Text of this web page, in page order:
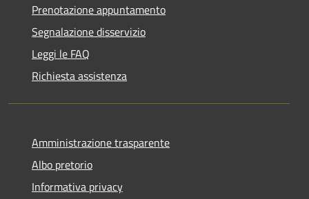
Prenotazione appuntamento
Segnalazione disservizio
Leggi le FAQ
Richiesta assistenza
Amministrazione trasparente
Albo pretorio
Informativa privacy